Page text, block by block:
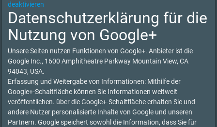
deaktivieren
Datenschutzerklärung für die
Nutzung von Google+
Unsere Seiten nutzen Funktionen von Google+. Anbieter ist die
Google Inc., 1600 Amphitheatre Parkway Mountain View, CA
94043, USA.
Erfassung und Weitergabe von Informationen: Mithilfe der
Google+-Schaltfläche können Sie Informationen weltweit
veröffentlichen. über die Google+-Schaltfläche erhalten Sie und
andere Nutzer personalisierte Inhalte von Google und unseren
Partnern. Google speichert sowohl die Information, dass Sie für